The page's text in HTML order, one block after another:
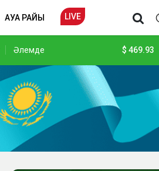
АУА РАЙЫ LIVE
Әлемде $ 469.93